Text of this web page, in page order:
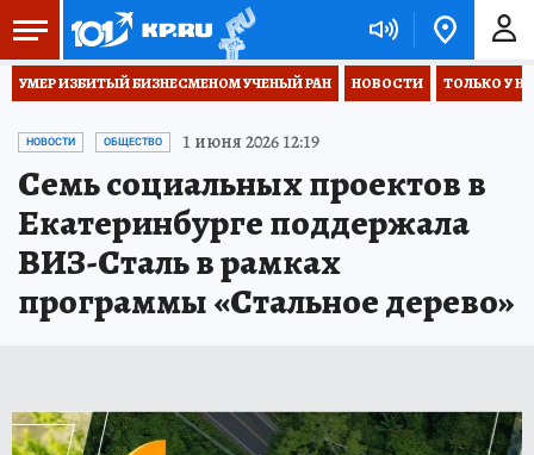
УМЕР ИЗБИТЫЙ БИЗНЕСМЕНОМ УЧЕНЫЙ РАН НОВОСТИ ТОЛЬКО У
НОВОСТИ ОБЩЕСТВО 1 июня 2026 12:19
Семь социальных проектов в
Екатеринбурге поддержала
ВИЗ-Сталь в рамках
программы «Стальное дерево»